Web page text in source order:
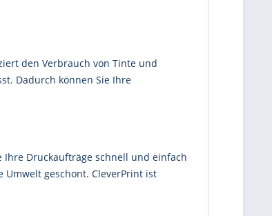
den Verbrauch von Tinte und
Dadurch können Sie Ihre
Ihre Druckaufträge schnell und einfach
geschont. CleverPrint ist